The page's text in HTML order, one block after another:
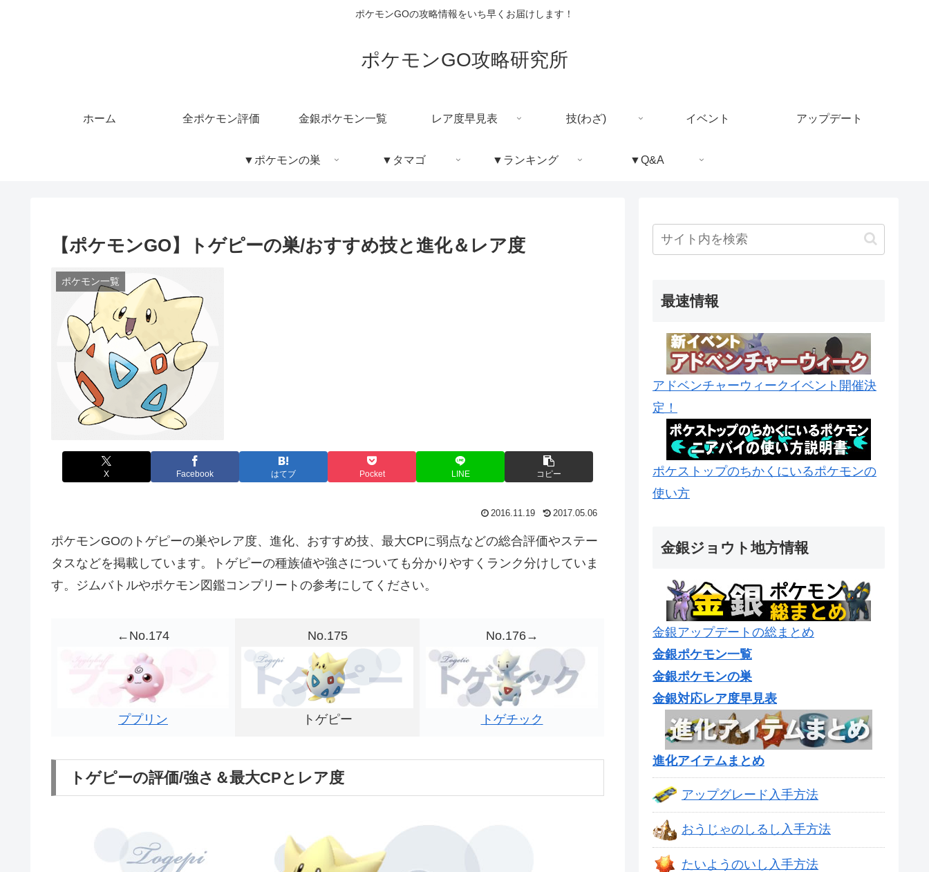
ポケモンGOの攻略情報をいち早くお届けします！
ポケモンGO攻略研究所
ホーム 全ポケモン評価 金銀ポケモン一覧 レア度早見表 技(わざ) イベント アップデート
▼ポケモンの巣 ▼タマゴ ▼ランキング ▼Q&A
【ポケモンGO】トゲピーの巣/おすすめ技と進化＆レア度
ポケモン一覧
X Facebook はてブ Pocket LINE コピー
2016.11.19 2017.05.06
ポケモンGOのトゲピーの巣やレア度、進化、おすすめ技、最大CPに弱点などの総合評価やステー
タスなどを掲載しています。トゲピーの種族値や強さについても分かりやすくランク分けしていま
す。ジムバトルやポケモン図鑑コンプリートの参考にしてください。
←No.174
ププリン
No.175
トゲピー
No.176→
トゲチック
トゲピーの評価/強さ＆最大CPとレア度
最速情報
アドベンチャーウィークイベント開催決
定！
ポケストップのちかくにいるポケモンの
使い方
金銀ジョウト地方情報
金銀アップデートの総まとめ
金銀ポケモン一覧
金銀ポケモンの巣
金銀対応レア度早見表
進化アイテムまとめ
アップグレード入手方法
おうじゃのしるし入手方法
たいようのいし入手方法